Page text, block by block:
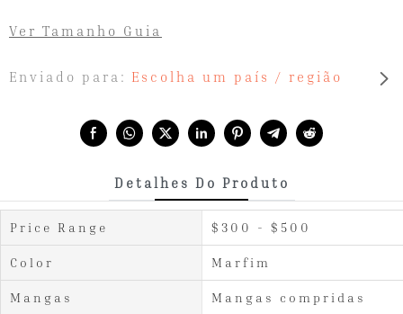
Enviado para: Escolha um país / região
Ver Tamanho Guia
Detalhes Do Produto
Price Range $300 - $500
Color Marfim
Mangas Mangas compridas